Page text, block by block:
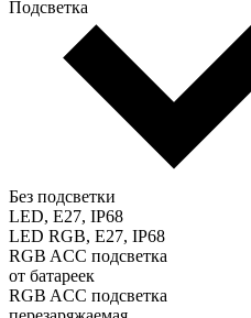
Подсветка
Без подсветки
LED, E27, IP68
LED RGB, E27, IP68
RGB ACC подсветка
от батареек
RGB ACC подсветка